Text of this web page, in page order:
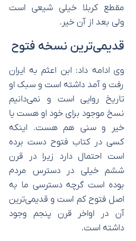
مقطع کربلا خیلی شیعی است
ولی بعد از آن خیر.
قدیمی‌ترین نسخه فتوح
وی ادامه داد: ابن اعثم به ایران
رفت و آمد داشته است و سبک او
تاریخ روایی است و نمی‌دانیم
نسخ موجود برای خود او هست یا
خیر و سنی هم هست. اینکه
کسی در کتاب فتوح دست برده
است احتمال دارد زیرا در قرن
ششم خیلی در دسترس مردم
بوده است گرچه دسترسی ما به
اصل فتوح کم است و قدیمی‌ترین
آن در اواخر قرن پنجم وجود
داشته است.